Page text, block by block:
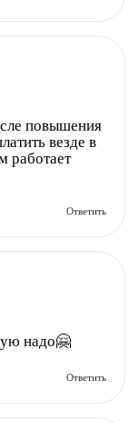
повышения
везде в
работает
надо🤗